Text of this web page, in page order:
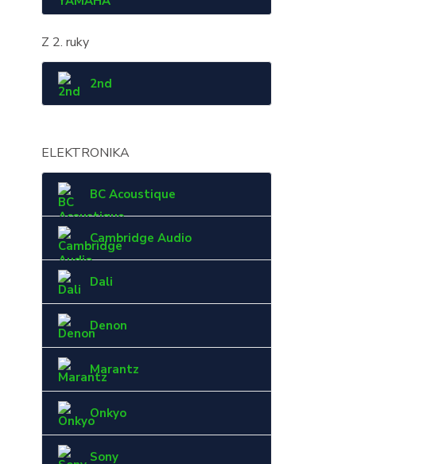
Z 2. ruky
2nd
ELEKTRONIKA
BC Acoustique
Cambridge Audio
Dali
Denon
Marantz
Onkyo
Sony